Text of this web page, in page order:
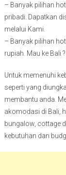
– Banyak pilihan
pribadi. Dapatkan
melalui Kami.
– Banyak pilihan
rupiah. Mau ke Bali
Untuk memenuhi
seperti yang
membantu anda.
akomodasi di Bali,
bungalow, cottage
kebutuhan dan